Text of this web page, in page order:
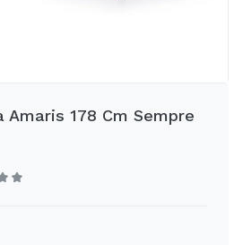
Amaris 178 Cm Sempre